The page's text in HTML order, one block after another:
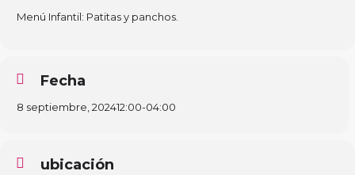
Menú Infantil: Patitas y panchos.
Fecha
8 septiembre, 202412:00-04:00
ubicación